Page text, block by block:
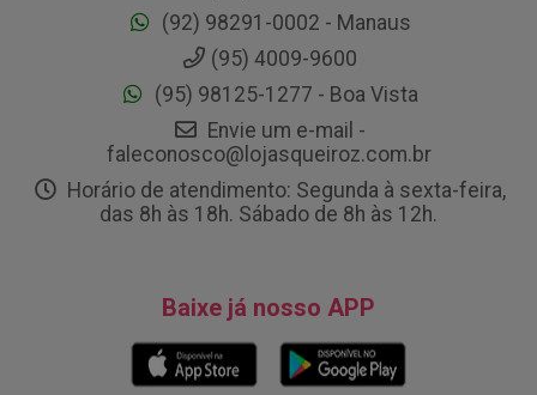
(92) 98291-0002 - Manaus
(95) 4009-9600
(95) 98125-1277 - Boa Vista
Envie um e-mail -
faleconosco@lojasqueiroz.com.br
Horário de atendimento: Segunda à sexta-feira,
das 8h às 18h. Sábado de 8h às 12h.
Baixe já nosso APP